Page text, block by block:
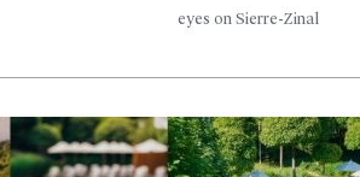
eyes on Sierre-Zinal